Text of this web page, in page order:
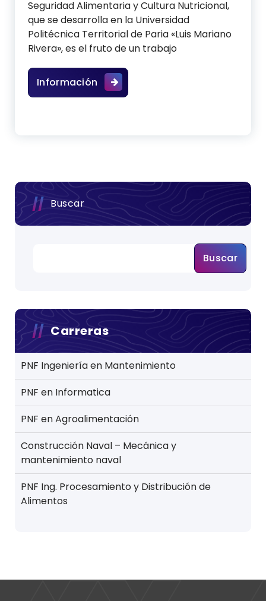
Seguridad Alimentaria y Cultura Nutricional,
que se desarrolla en la Universidad
Politécnica Territorial de Paria «Luis Mariano
Rivera», es el fruto de un trabajo
Información Seguridad Alimentaria y Cultura
Buscar
Buscar
Carreras
PNF Ingeniería en Mantenimiento
PNF en Informatica
PNF en Agroalimentación
Construcción Naval – Mecánica y
mantenimiento naval
PNF Ing. Procesamiento y Distribución de
Alimentos